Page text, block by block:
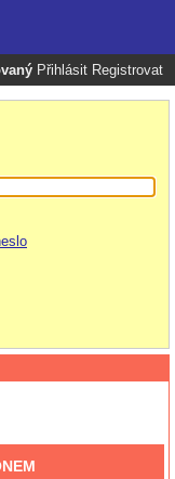
Přihlásit Registrovat